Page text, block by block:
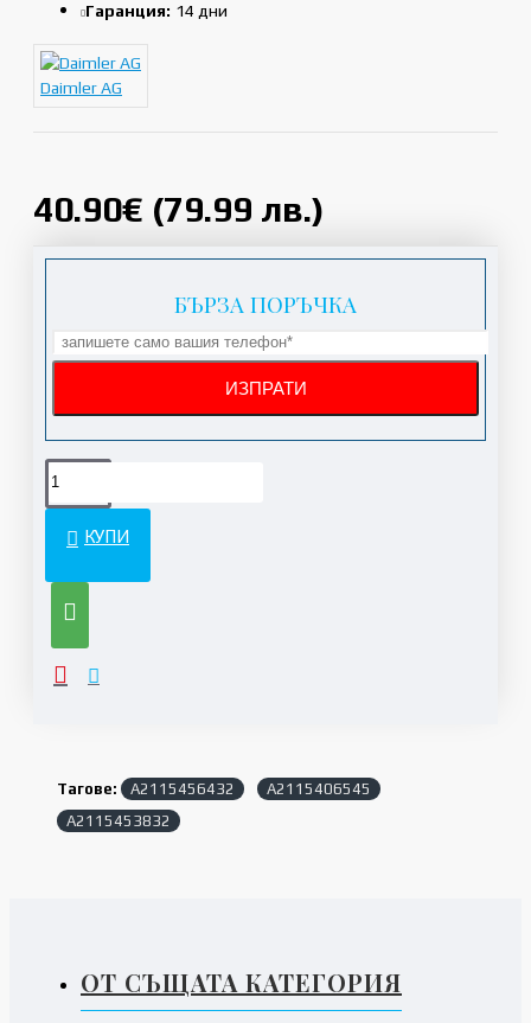
40.90€ (79.99 лв.)
Гаранция: 14 дни
Daimler AG
БЪРЗА ПОРЪЧКА
КУПИ
Тагове: A2115456432
A2115406545
A2115453832
ОТ СЪЩАТА КАТЕГОРИЯ